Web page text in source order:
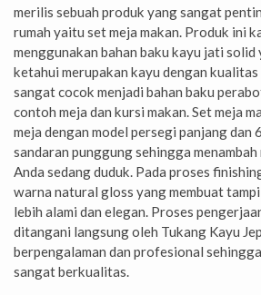
merilis sebuah produk yang sangat
rumah yaitu set meja makan. Produk ini
menggunakan bahan baku kayu jati
ketahui merupakan kayu dengan
sangat cocok menjadi bahan baku
contoh meja dan kursi makan. Set meja
meja dengan model persegi panjang dan
sandaran punggung sehingga
Anda sedang duduk. Pada proses
warna natural gloss yang membuat
lebih alami dan elegan. Proses
ditangani langsung oleh Tukang Kayu
berpengalaman dan profesional
sangat berkualitas.